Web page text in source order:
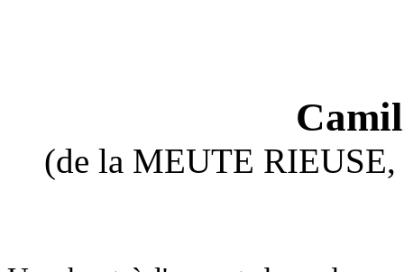
(de la MEUTE RIEUSE,